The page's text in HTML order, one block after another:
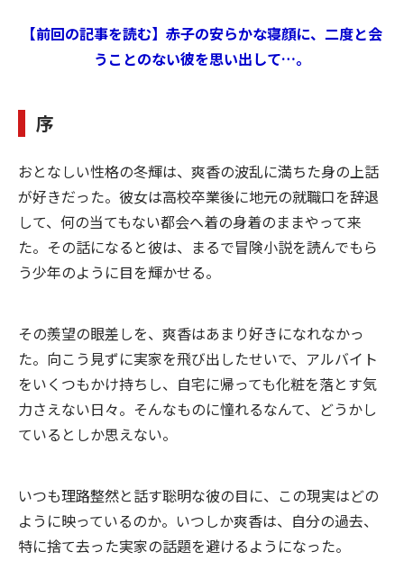
【前回の記事を読む】赤子の安らかな寝顔に、二度と会
うことのない彼を思い出して…。
序
おとなしい性格の冬輝は、爽香の波乱に満ちた身の上話
が好きだった。彼女は高校卒業後に地元の就職口を辞退
して、何の当てもない都会へ着の身着のままやって来
た。その話になると彼は、まるで冒険小説を読んでもら
う少年のように目を輝かせる。
その羨望の眼差しを、爽香はあまり好きになれなかっ
た。向こう見ずに実家を飛び出したせいで、アルバイト
をいくつもかけ持ちし、自宅に帰っても化粧を落とす気
力さえない日々。そんなものに憧れるなんて、どうかし
ているとしか思えない。
いつも理路整然と話す聡明な彼の目に、この現実はどの
ように映っているのか。いつしか爽香は、自分の過去、
特に捨て去った実家の話題を避けるようになった。